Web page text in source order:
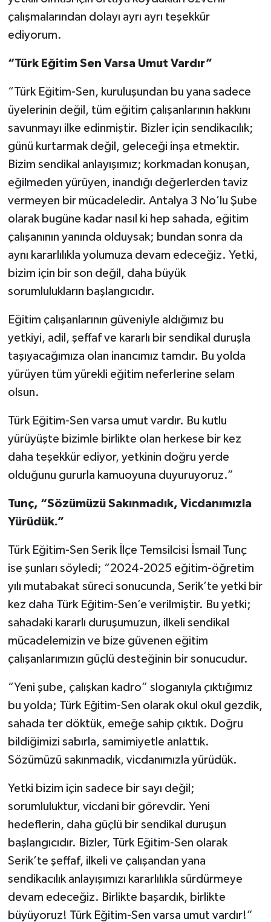
çalışmalarından dolayı ayrı ayrı teşekkür
ediyorum.
“Türk Eğitim Sen Varsa Umut Vardır”
“Türk Eğitim-Sen, kuruluşundan bu yana sadece
üyelerinin değil, tüm eğitim çalışanlarının hakkını
savunmayı ilke edinmiştir. Bizler için sendikacılık;
günü kurtarmak değil, geleceği inşa etmektir.
Bizim sendikal anlayışımız; korkmadan konuşan,
eğilmeden yürüyen, inandığı değerlerden taviz
vermeyen bir mücadeledir. Antalya 3 No’lu Şube
olarak bugüne kadar nasıl ki hep sahada, eğitim
çalışanının yanında olduysak; bundan sonra da
aynı kararlılıkla yolumuza devam edeceğiz. Yetki,
bizim için bir son değil, daha büyük
sorumlulukların başlangıcıdır.
Eğitim çalışanlarının güveniyle aldığımız bu
yetkiyi, adil, şeffaf ve kararlı bir sendikal duruşla
taşıyacağımıza olan inancımız tamdır. Bu yolda
yürüyen tüm yürekli eğitim neferlerine selam
olsun.
Türk Eğitim-Sen varsa umut vardır. Bu kutlu
yürüyüşte bizimle birlikte olan herkese bir kez
daha teşekkür ediyor, yetkinin doğru yerde
olduğunu gururla kamuoyuna duyuruyoruz.”
Tunç, “Sözümüzü Sakınmadık, Vicdanımızla
Yürüdük.”
Türk Eğitim-Sen Serik İlçe Temsilcisi İsmail Tunç
ise şunları söyledi; “2024-2025 eğitim-öğretim
yılı mutabakat süreci sonucunda, Serik’te yetki bir
kez daha Türk Eğitim-Sen’e verilmiştir. Bu yetki;
sahadaki kararlı duruşumuzun, ilkeli sendikal
mücadelemizin ve bize güvenen eğitim
çalışanlarımızın güçlü desteğinin bir sonucudur.
“Yeni şube, çalışkan kadro” sloganıyla çıktığımız
bu yolda; Türk Eğitim-Sen olarak okul okul gezdik,
sahada ter döktük, emeğe sahip çıktık. Doğru
bildiğimizi sabırla, samimiyetle anlattık.
Sözümüzü sakınmadık, vicdanımızla yürüdük.
Yetki bizim için sadece bir sayı değil;
sorumluluktur, vicdani bir görevdir. Yeni
hedeflerin, daha güçlü bir sendikal duruşun
başlangıcıdır. Bizler, Türk Eğitim-Sen olarak
Serik’te şeffaf, ilkeli ve çalışandan yana
sendikacılık anlayışımızı kararlılıkla sürdürmeye
devam edeceğiz. Birlikte başardık, birlikte
büyüyoruz! Türk Eğitim-Sen varsa umut vardır!”